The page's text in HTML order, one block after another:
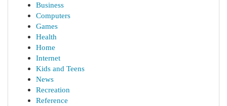
Business
Computers
Games
Health
Home
Internet
Kids and Teens
News
Recreation
Reference